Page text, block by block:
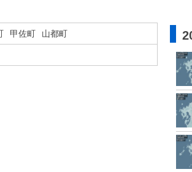
甲佐町 山都町